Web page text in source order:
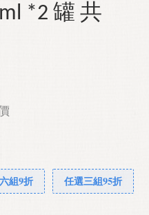
*2 罐 共
組9折 任選三組95折